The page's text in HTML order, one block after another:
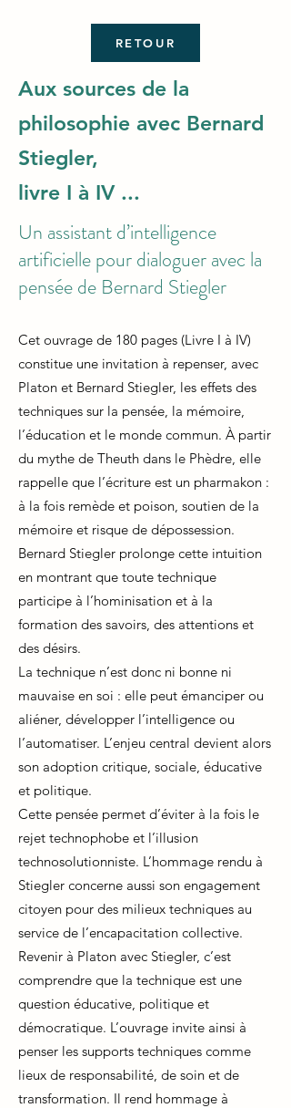
RETOUR
Aux sources de la
philosophie avec Bernard
Stiegler,
livre I à IV ...
Un assistant d’intelligence
artificielle pour dialoguer avec la
pensée de Bernard Stiegler
Cet ouvrage de 180 pages (Livre I à IV)
constitue une invitation à repenser, avec
Platon et Bernard Stiegler, les effets des
techniques sur la pensée, la mémoire,
l’éducation et le monde commun. À partir
du mythe de Theuth dans le Phèdre, elle
rappelle que l’écriture est un pharmakon :
à la fois remède et poison, soutien de la
mémoire et risque de dépossession.
Bernard Stiegler prolonge cette intuition
en montrant que toute technique
participe à l’hominisation et à la
formation des savoirs, des attentions et
des désirs.
La technique n’est donc ni bonne ni
mauvaise en soi : elle peut émanciper ou
aliéner, développer l’intelligence ou
l’automatiser. L’enjeu central devient alors
son adoption critique, sociale, éducative
et politique.
Cette pensée permet d’éviter à la fois le
rejet technophobe et l’illusion
technosolutionniste. L’hommage rendu à
Stiegler concerne aussi son engagement
citoyen pour des milieux techniques au
service de l’encapacitation collective.
Revenir à Platon avec Stiegler, c’est
comprendre que la technique est une
question éducative, politique et
démocratique. L’ouvrage invite ainsi à
penser les supports techniques comme
lieux de responsabilité, de soin et de
transformation. Il rend hommage à